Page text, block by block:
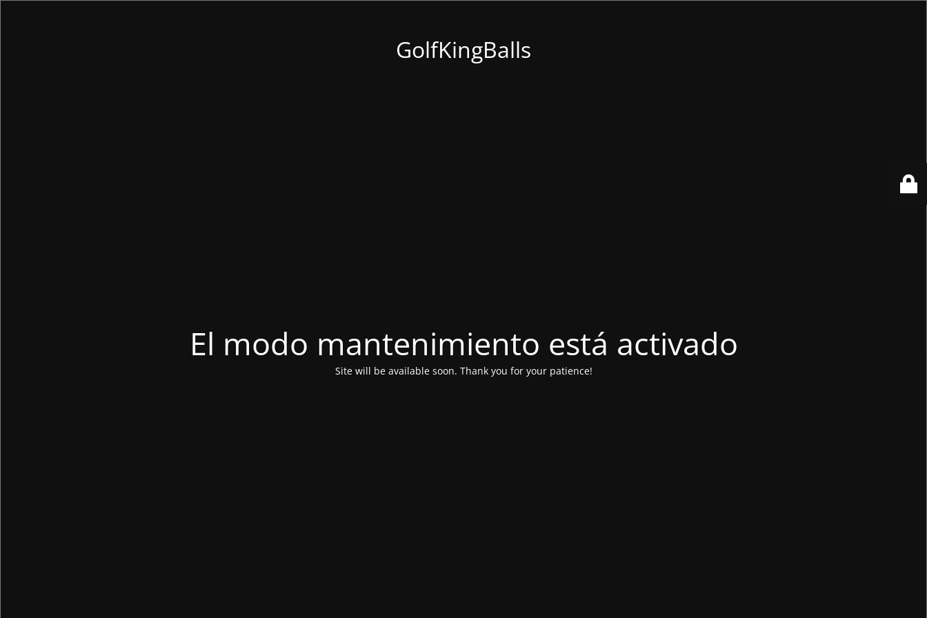
GolfKingBalls
El modo mantenimiento está activado
Site will be available soon. Thank you for your patience!